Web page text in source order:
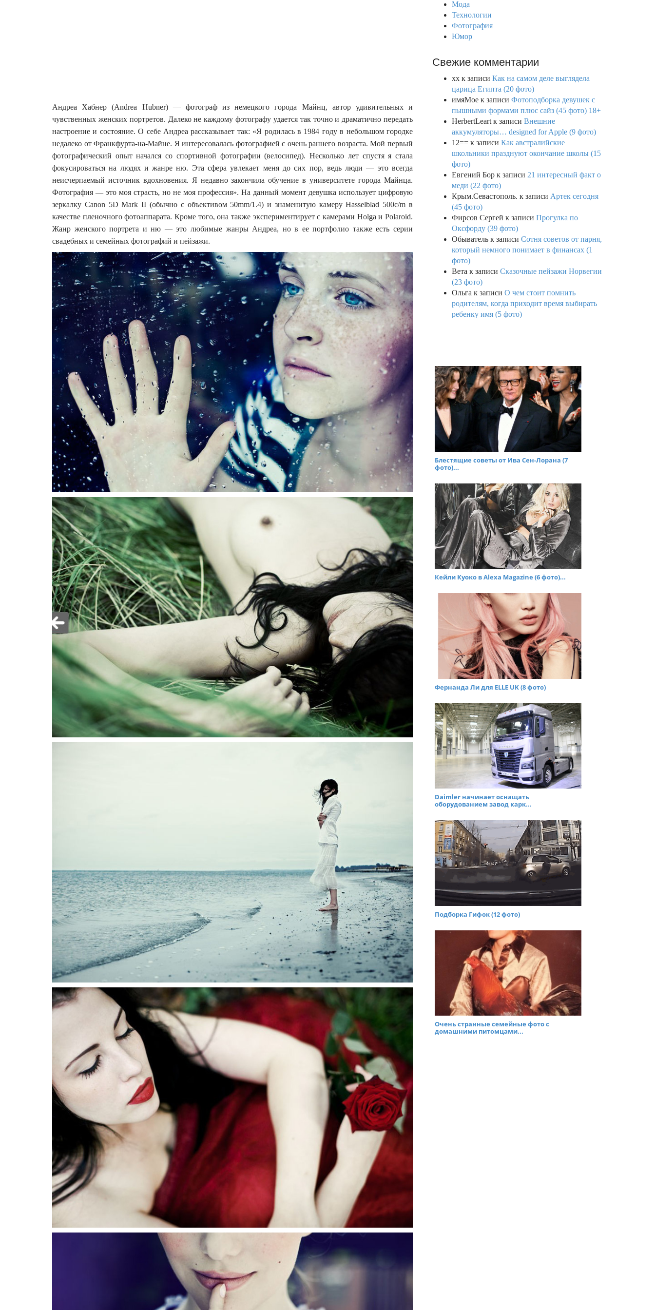
Андреа Хабнер (Andrea Hubner) — фотограф из немецкого города Майнц, автор удивительных и
чувственных женских портретов. Далеко не каждому фотографу удается так точно и драматично передать
настроение и состояние.О себе Андреа рассказывает так: «Я родилась в 1984 году в небольшом городке
недалеко от Франкфурта-на-Майне. Я интересовалась фотографией с очень раннего возраста. Мой первый
фотографический опыт начался со спортивной фотографии (велосипед). Несколько лет спустя я стала
фокусироваться на людях и жанре ню. Эта сфера увлекает меня до сих пор, ведь люди — это всегда
неисчерпаемый источник вдохновения. Я недавно закончила обучение в университете города Майнца.
Фотография — это моя страсть, но не моя профессия». На данный момент девушка использует цифровую
зеркалку Canon 5D Mark II (обычно с объективом 50mm/1.4) и знаменитую камеру Hasselblad 500c/m в
качестве пленочного фотоаппарата. Кроме того, она также экспериментирует с камерами Holga и Polaroid.
Жанр женского портрета и ню — это любимые жанры Андреа, но в ее портфолио также есть серии
свадебных и семейных фотографий и пейзажи.
Мода
Технологии
Фотография
Юмор
Свежие комментарии
xx к записи Как на самом деле выглядела
царица Египта (20 фото)
имяМое к записи Фотоподборка девушек с
пышными формами плюс сайз (45 фото) 18+
HerbertLeart к записи Внешние
аккумуляторы… designed for Apple (9 фото)
12== к записи Как австралийские
школьники празднуют окончание школы (15
фото)
Евгений Бор к записи 21 интересный факт о
меди (22 фото)
Крым.Севастополь. к записи Артек сегодня
(45 фото)
Фирсов Сергей к записи Прогулка по
Оксфорду (39 фото)
Обыватель к записи Сотня советов от парня,
который немного понимает в финансах (1
фото)
Вета к записи Сказочные пейзажи Норвегии
(23 фото)
Ольга к записи О чем стоит помнить
родителям, когда приходит время выбирать
ребенку имя (5 фото)
Блестящие советы от Ива Сен-Лорана (7
фото)...
Кейли Куоко в Alexa Magazine (6 фото)...
Фернанда Ли для ELLE UK (8 фото)
Daimler начинает оснащать
оборудованием завод карк...
Подборка Гифок (12 фото)
Очень странные семейные фото с
домашними питомцами...